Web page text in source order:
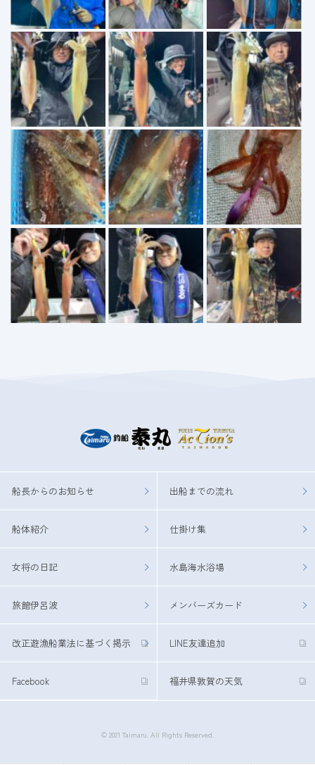
船長からのお知らせ 出船までの流れ
船体紹介 仕掛け集
女将の日記 水島海水浴場
旅館伊呂波 メンバーズカード
改正遊漁船業法に基づく掲示 LINE友達追加
Facebook 福井県敦賀の天気
© 2021 Taimaru. All Rights Reserved.